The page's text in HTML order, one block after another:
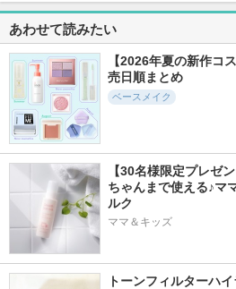
5.0
717件
シームレスカバーパ
セザンヌ
カラーミキシング
ンシーラー
キャンメイク
あわせて読みたい
【2026年夏の新作コ
売日順まとめ
ベースメイク
【30名様限定プレゼ
ちゃんまで使える♪マ
ルク
ママ＆キッズ
トーンフィルターハ